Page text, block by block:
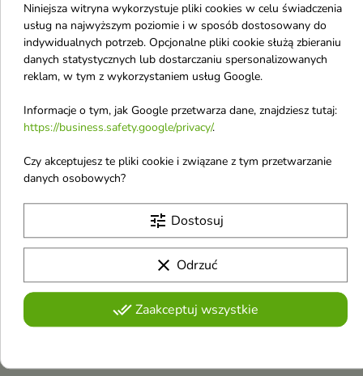
Chatler
Chlapu Chlap
Chloe
Christian Laurent
Christopher Dark
Claresa
Cleanic
Colorwin
Niniejsza witryna wykorzystuje pliki cookies w celu świadczenia
usług na najwyższym poziomie i w sposób dostosowany do
indywidualnych potrzeb. Opcjonalne pliki cookie służą zbieraniu
danych statystycznych lub dostarczaniu spersonalizowanych
reklam, w tym z wykorzystaniem usług Google.
Informacje o tym, jak Google przetwarza dane, znajdziesz tutaj:
https://business.safety.google/privacy/.
Czy akceptujesz te pliki cookie i związane z tym przetwarzanie
danych osobowych?
tune Dostosuj
clear Odrzuć
done_allZaakceptuj wszystkie